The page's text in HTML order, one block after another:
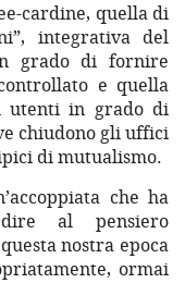
cardine, quella di
integrativa del
grado di fornire
e quella
utenti in grado di
chiudono gli uffici
di mutualismo.
che ha
al pensiero
nostra epoca
ormai